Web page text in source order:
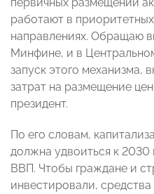
работают в
направлениях. Обращаю
Минфине, и в
запуск этого механизма,
затрат на размещение
президент.
По его словам,
должна удвоиться к 2030
ВВП. Чтобы граждане и
инвестировали,